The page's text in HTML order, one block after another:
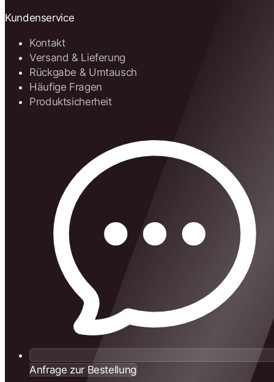
Kundenservice
Kontakt
Versand & Lieferung
Rückgabe & Umtausch
Häufige Fragen
Produktsicherheit
Anfrage zur Bestellung